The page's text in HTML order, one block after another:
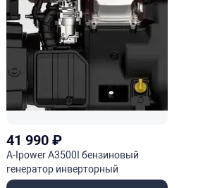
41 990₽
A-Ipower A3500I бензиновый
генератор инверторный